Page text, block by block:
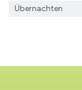
Übernachten